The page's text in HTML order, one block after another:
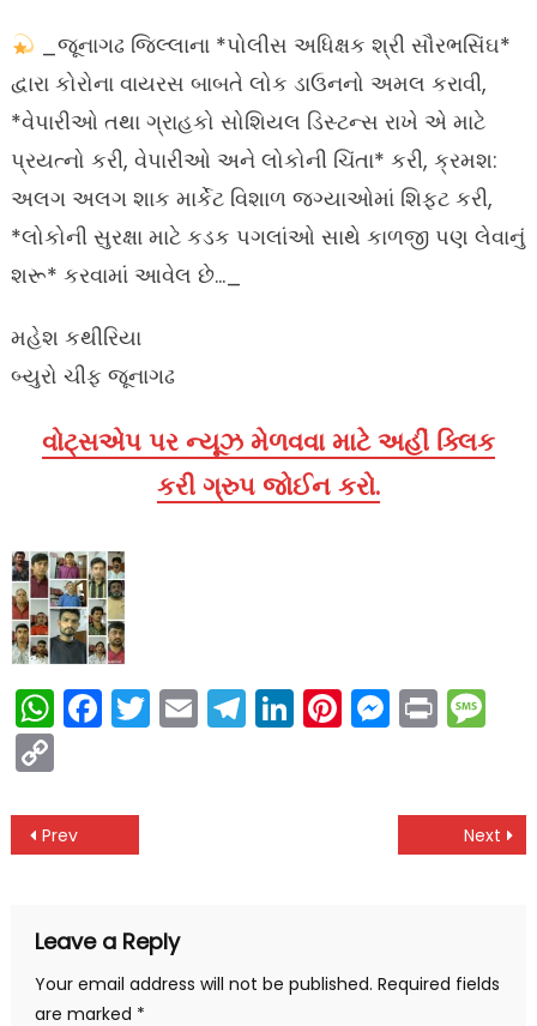
_જૂનાગઢ જિલ્લાના *પોલીસ અધિક્ષક શ્રી સૌરભસિંઘ*
દ્વારા કોરોના વાયરસ બાબતે લોક ડાઉનનો અમલ કરાવી,
*વેપારીઓ તથા ગ્રાહકો સોશિયલ ડિસ્ટન્સ રાખે એ માટે
પ્રયત્નો કરી, વેપારીઓ અને લોકોની ચિંતા* કરી, ક્રમશ:
અલગ અલગ શાક માર્કેટ વિશાળ જગ્યાઓમાં શિફ્ટ કરી,
*લોકોની સુરક્ષા માટે કડક પગલાંઓ સાથે કાળજી પણ લેવાનું
શરૂ* કરવામાં આવેલ છે…_
મહેશ કથીરિયા
બ્યુરો ચીફ જૂનાગઢ
વોટ્સએપ પર ન્યૂઝ મેળવવા માટે અહીં ક્લિક
કરી ગ્રુપ જોઈન કરો.
WhatsApp
Facebook
Twitter
EmailTelegram
LinkedIn
Pinterest
Print
Copy
Post
Prev Next
Leave a Reply
Your email address will not be published. Required fields
are marked *